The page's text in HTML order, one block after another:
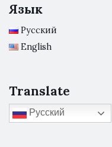
Язык
Русский
English
Translate
Русский